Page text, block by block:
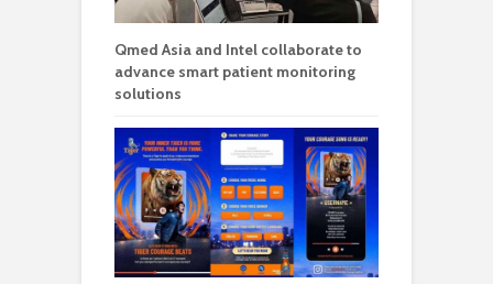
Qmed Asia and Intel collaborate to
advance smart patient monitoring
solutions